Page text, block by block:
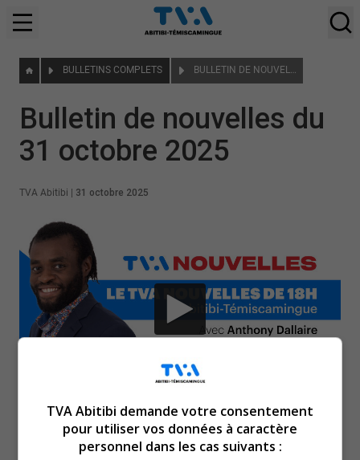
BULLETINS COMPLETS BULLETIN DE NOUVELLES DU 31 OCTOBRE 2025
Bulletin de nouvelles du
31 octobre 2025
TVA Abitibi 31 octobre 2025
Voici l’actualité de l’Abitibi-Témiscamingue.
Le TVA 12 h 15 et le TVA 17 h 58 sont des rendez-vous
TVA Abitibi demande votre consentement
pour utiliser vos données à caractère
personnel dans les cas suivants :